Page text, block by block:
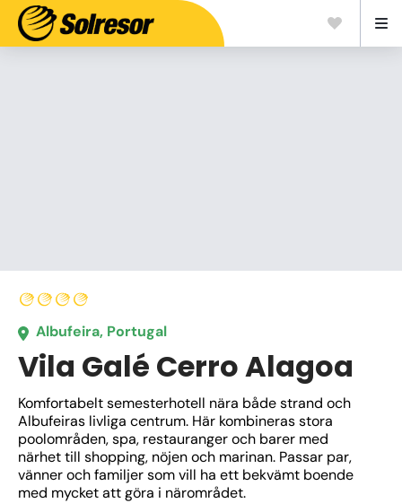
Albufeira, Portugal
Vila Galé Cerro Alagoa
Komfortabelt semesterhotell nära både strand och
Albufeiras livliga centrum. Här kombineras stora
poolområden, spa, restauranger och barer med
närhet till shopping, nöjen och marinan. Passar par,
vänner och familjer som vill ha ett bekvämt boende
med mycket att göra i närområdet.